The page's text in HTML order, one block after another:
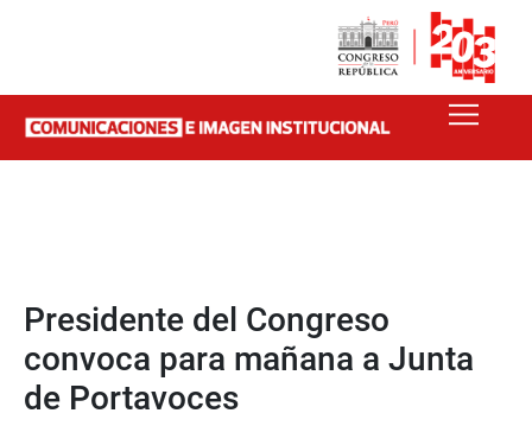
Presidente del Congreso
convoca para mañana a Junta
de Portavoces